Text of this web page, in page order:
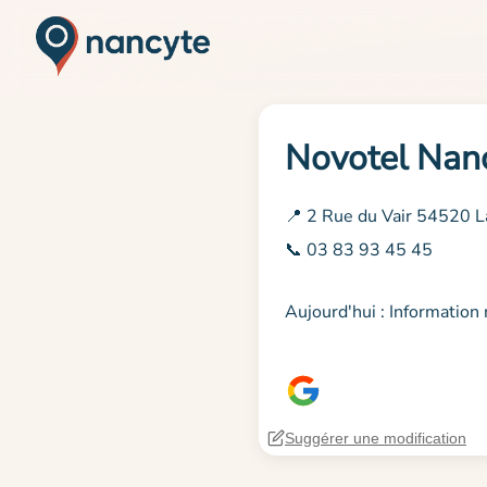
Novotel
📍 2 Rue du Vair 54520
📞 03 83 93 45 45
Aujourd'hui : Information
Suggérer une modification